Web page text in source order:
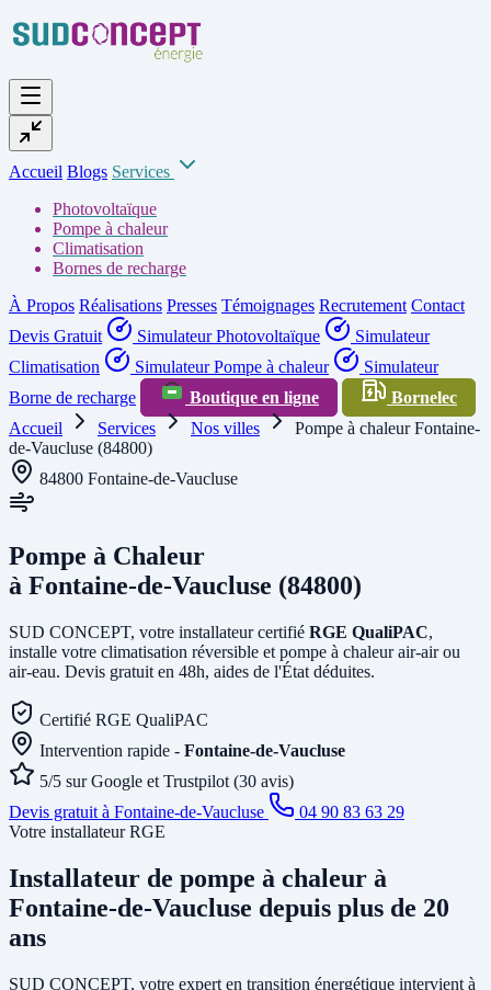
Accueil Blogs Services
Photovoltaïque
Pompe à chaleur
Climatisation
Bornes de recharge
À Propos Réalisations Presses Témoignages Recrutement Contact
Devis Gratuit
Simulateur Photovoltaïque
Simulateur
Climatisation
Simulateur Pompe à chaleur
Simulateur
Borne de recharge
Boutique en ligne
Bornelec
Accueil
Services Nos villes
Pompe à chaleur Fontaine-
de-Vaucluse (84800)
84800 Fontaine-de-Vaucluse
Pompe à Chaleur
à Fontaine-de-Vaucluse (84800)
SUD CONCEPT, votre installateur certifié RGE QualiPAC,
installe votre climatisation réversible et pompe à chaleur air-air ou
air-eau. Devis gratuit en 48h, aides de l'État déduites.
Certifié RGE QualiPAC
Intervention rapide - Fontaine-de-Vaucluse
5/5 sur Google et Trustpilot (30 avis)
Devis gratuit à Fontaine-de-Vaucluse
04 90 83 63 29
Votre installateur RGE
Installateur de pompe à chaleur à
Fontaine-de-Vaucluse depuis plus de 20
ans
SUD CONCEPT, votre expert en transition énergétique intervient à